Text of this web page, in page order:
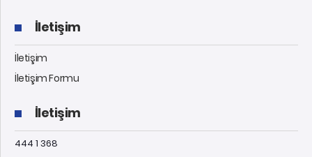
İletişim
İletişim
İletişim Formu
İletişim
444 1 368